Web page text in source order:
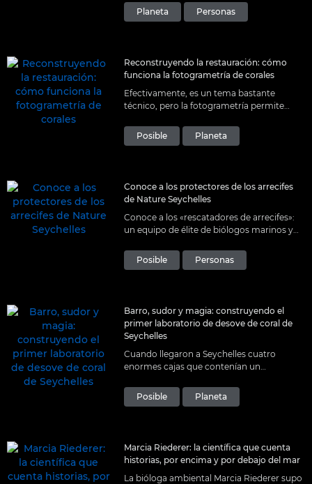
Y las herramientas adecuadas le ayudan no
solo a cuidar, sino también a compartir.
Planeta Personas
Reconstruyendo la restauración: cómo
funciona la fotogrametría de corales
Efectivamente, es un tema bastante
técnico, pero la fotogrametría permite
son fundamentales para medir de forma
continua la recuperación de los corales.
Posible Planeta
Conoce a los protectores de los arrecifes
de Nature Seychelles
Conoce a los «rescatadores de arrecifes»:
un equipo de élite de biólogos marinos y
energía inagotables por la restauración de
los corales.
Posible Personas
Barro, sudor y magia: construyendo el
primer laboratorio de desove de coral de
Seychelles
Cuando llegaron a Seychelles cuatro
enormes cajas que contenían un
una carrera contra la Madre Naturaleza para
instalarlo antes del siguiente desove.
Posible Planeta
Marcia Riederer: la científica que cuenta
historias, por encima y por debajo del mar
La bióloga ambiental Marcia Riederer supo